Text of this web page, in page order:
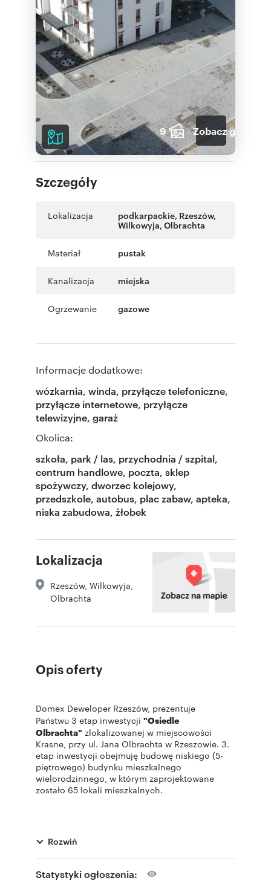
9 Zobacz galerię
Szczegóły
Lokalizacja podkarpackie, Rzeszów,
Wilkowyja, Olbrachta
Materiał pustak
Kanalizacja miejska
Ogrzewanie gazowe
Informacje dodatkowe:
wózkarnia, winda, przyłącze telefoniczne,
przyłącze internetowe, przyłącze
telewizyjne, garaż
Okolica:
szkoła, park / las, przychodnia / szpital,
centrum handlowe, poczta, sklep
spożywczy, dworzec kolejowy,
przedszkole, autobus, plac zabaw, apteka,
niska zabudowa, żłobek
Lokalizacja
Rzeszów, Wilkowyja,
Olbrachta
Opis oferty
Domex Deweloper Rzeszów, prezentuje
Państwu 3 etap inwestycji "Osiedle
Olbrachta" zlokalizowanej w miejscowości
Krasne, przy ul. Jana Olbrachta w Rzeszowie. 3.
etap inwestycji obejmuję budowę niskiego (5-
piętrowego) budynku mieszkalnego
wielorodzinnego, w którym zaprojektowane
zostało 65 lokali mieszkalnych.
charakteryzująca się doskonałą lokalizacją, jest
to świetna propozycja dla osób ceniących ciszę,
spokój oraz bliskość terenów zielonych, a
jednocześnie pragnących w szybki i sprawny
Rozwiń
Statystyki ogłoszenia: